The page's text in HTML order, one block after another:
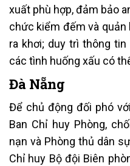
xuất phù hợp, đảm bảo
chức kiểm đếm và
ra khơi; duy trì thông
các tình huống xấu có
Đà Nẵng
Để chủ động đối phó
Ban Chỉ huy Phòng,
nạn và Phòng thủ dân
Chỉ huy Bộ đội Biên